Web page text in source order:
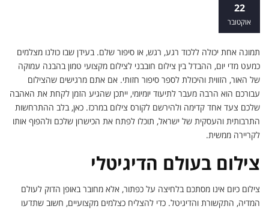
22
אוקטובר
תמונה אחת יכולה ללכוד רגע, רגש, או סיפור שלם. בעידן שבו כולנו מצלמים
כמעט מדי יום, ההבדל בין צילום חובבני לצילום מקצועי טמון בהבנה עמוקה
של האור, הזווית והיכולת לספר סיפור חזותי. אם אתם מרגישים שהצילום
עבורכם הוא הרבה מעבר לתיעוד יומיומי, ייתכן שהגיע הזמן לקחת את האהבה
שלכם צעד אחד קדימה ולהירשם לקורס צילום במרכז. כאן, בלב ההתרחשות
התרבותית והעסקית של ישראל, תוכלו לפתח את הכישרון שלכם ולהפוף אותו
לקריירה ממשית.
צילום בעולם הדיגיטלי
צילום כיום אינו מסתכם בלחיצה על כפתור, אלא מחובר באופן הדוק לעולם
המדיה, התקשורת והדיגיטל. כדי להצליח כצלמים מקצועיים, חשוב שתדעו